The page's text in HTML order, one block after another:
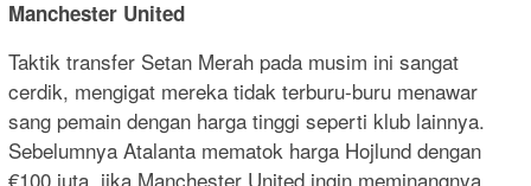
Manchester United
Taktik transfer Setan Merah pada musim ini sangat
cerdik, mengigat mereka tidak terburu-buru menawar
sang pemain dengan harga tinggi seperti klub lainnya.
Sebelumnya Atalanta mematok harga Hojlund dengan
€100 juta, jika Manchester United ingin meminangnya.